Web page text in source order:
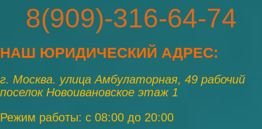
8(909)-316-64-74
НАШ ЮРИДИЧЕСКИЙ АДРЕС:
г. Москва. улица Амбулаторная, 49 рабочий
поселок Новоивановское этаж 1
Режим работы: с 08:00 до 20:00